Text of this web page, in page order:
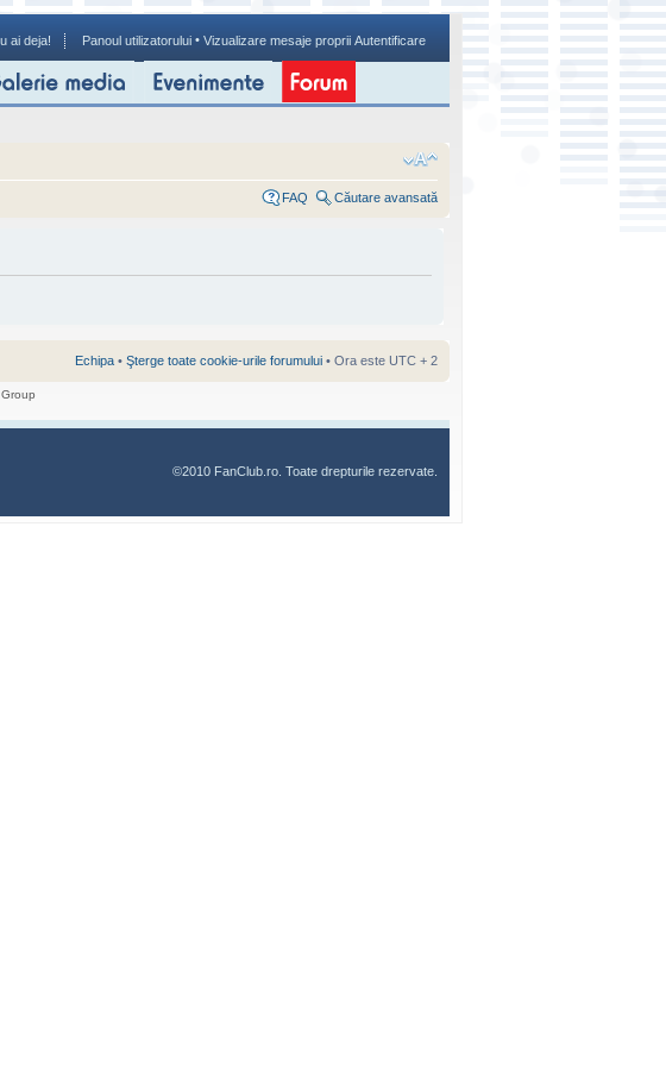
ai deja! Panoul utilizatorului • Vizualizare mesaje proprii Autentificare
FAQ Căutare avansată
Echipa • Şterge toate cookie-urile forumului • Ora este UTC + 2
©2010 FanClub.ro. Toate drepturile rezervate.